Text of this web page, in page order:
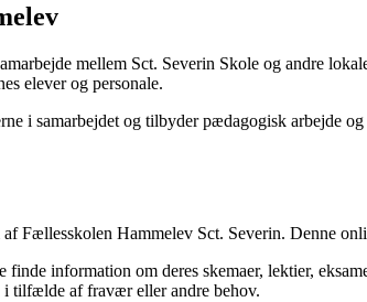
mellem Sct. Severin Skole og andre
elever og personale.
i samarbejdet og tilbyder pædagogisk arbejde
Fællesskolen Hammelev Sct. Severin. Denne
finde information om deres skemaer, lektier,
i tilfælde af fravær eller andre behov.